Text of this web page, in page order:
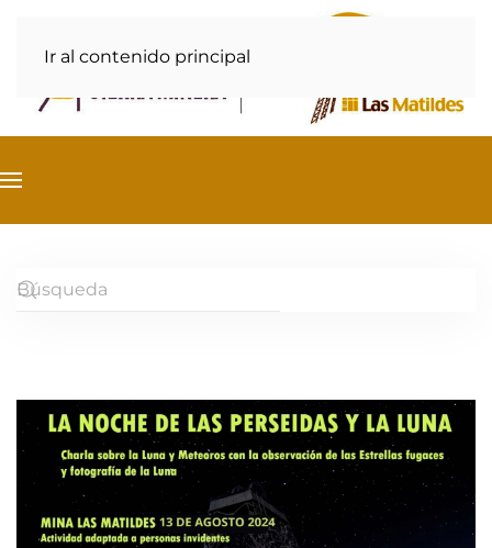
Ir al contenido principal